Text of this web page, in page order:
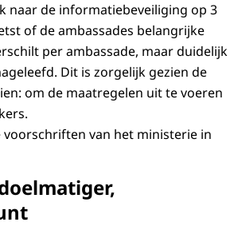
naar de informatiebeveiliging op 3
of de ambassades belangrijke
per ambassade, maar duidelijk
Dit is zorgelijk gezien de
om de maatregelen uit te voeren
voorschriften van het ministerie in